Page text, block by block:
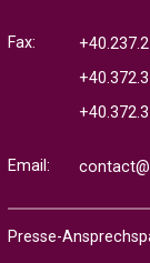
Fax:
Email:
Presse-